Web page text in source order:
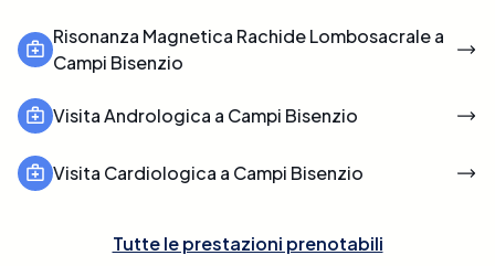
Risonanza Magnetica Rachide Lombosacrale a
Campi Bisenzio
Visita Andrologica a Campi Bisenzio
Visita Cardiologica a Campi Bisenzio
Tutte le prestazioni prenotabili